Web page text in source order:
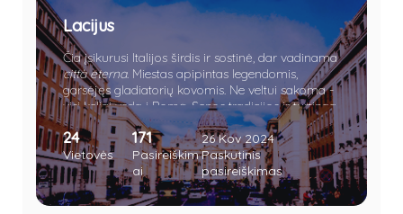
Lacijus
Čia įsikurusi Italijos širdis ir sostinė, dar vadinama
città eterna. Miestas apipintas legendomis,
garsėjęs gladiatorių kovomis. Ne veltui sakoma -
visi keliai veda į Romą. Senos tradicijos ir turtinga
istorinė praeitis paliko Italijai daugybę meno ir
architektūros lobių. „Amžinasis miestas“ lyg
magnetas traukia keliautojus iš viso pasaulio.
Vieni jį dievina, kiti keikia, tačiau vienaip ar kitaip
miestas nelieka nepastebėtas.
24
Vietovės
171
Pasireiškim
ai
26 Kov 2024
Paskutinis
pasireiškimas